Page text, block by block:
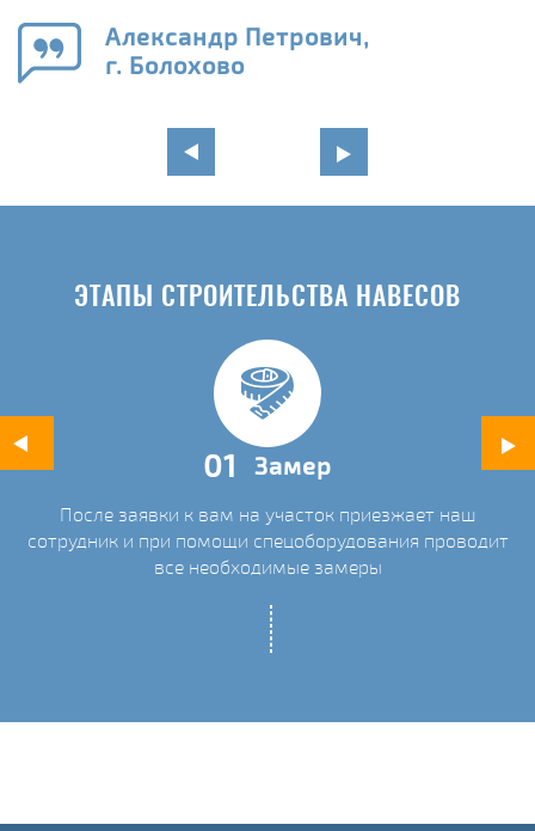
Александр Петрович,
г. Болохово
ЭТАПЫ СТРОИТЕЛЬСТВА НАВЕСОВ
01 Замер
После заявки к вам на участок приезжает наш
сотрудник и при помощи спецоборудования проводит
все необходимые замеры